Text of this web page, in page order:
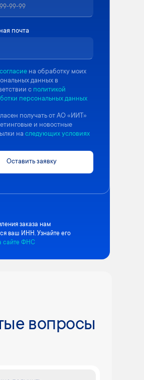
почта
согласие на обработку моих
данных в
с политикой
персональных данных
получать от АО «ИИТ»
и новостные
на следующих условиях
Оставить заявку
заказа нам
ваш ИНН. Узнайте его
сайте ФНС
вопросы